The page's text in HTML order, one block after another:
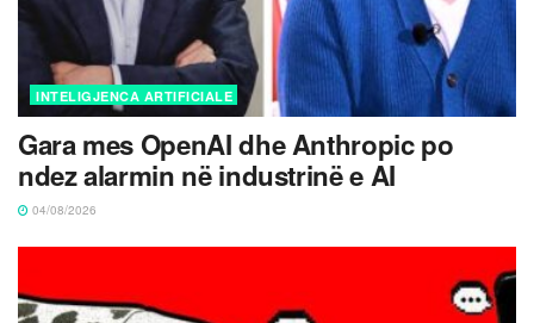
INTELIGJENCA ARTIFICIALE
Gara mes OpenAI dhe Anthropic po
ndez alarmin në industrinë e AI
04/08/2026